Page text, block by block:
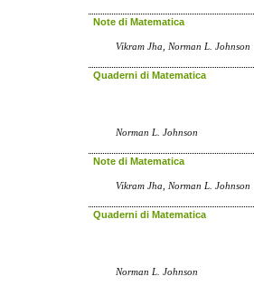
Note di Matematica
Vikram Jha, Norman L. Johnson
Quaderni di Matematica
Norman L. Johnson
Note di Matematica
Vikram Jha, Norman L. Johnson
Quaderni di Matematica
Norman L. Johnson